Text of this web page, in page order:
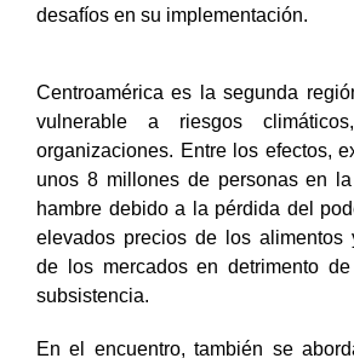
desafíos en su implementación.
Centroamérica es la segunda
vulnerable a riesgos
organizaciones. Entre los efectos,
unos 8 millones de personas en
hambre debido a la pérdida del
elevados precios de los alimentos
de los mercados en detrimento
subsistencia.
En el encuentro, también se